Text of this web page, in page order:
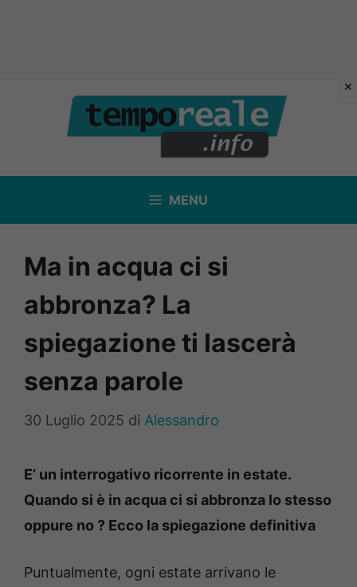
contenuto
MENU
Ma in acqua ci si
abbronza? La
spiegazione ti lascerà
senza parole
30 Luglio 2025 di Alessandro
E’ un interrogativo ricorrente in estate.
Quando si è in acqua ci si abbronza lo stesso
oppure no ? Ecco la spiegazione definitiva
Puntualmente, ogni estate arrivano le